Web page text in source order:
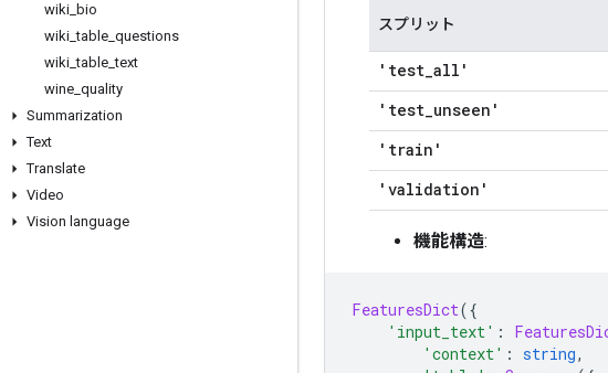
wiki bio
wiki _table questions
wiki _table _text
wine quality
Summarization
Text
Translate
Video
Vision language
スプリット
'test_all'
'test_unseen'
'train'
'validation'
機能構造:
FeaturesDict({
'input_text' :
'context' : string,